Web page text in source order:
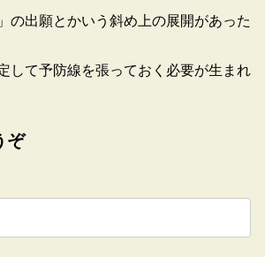
の出願とかいう斜め上の展開があった
して予防線を張っておく必要が生まれ
ぞ